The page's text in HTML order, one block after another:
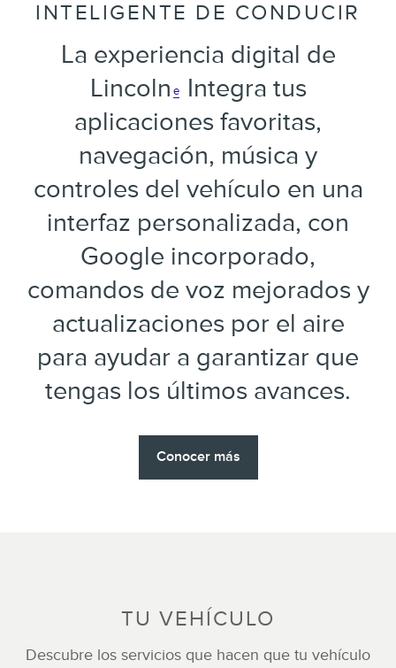
INTELIGENTE DE CONDUCIR
La experiencia digital de
Lincoln e
Integra tus
aplicaciones favoritas,
navegación, música y
controles del vehículo en una
interfaz personalizada, con
Google incorporado,
comandos de voz mejorados y
actualizaciones por el aire
para ayudar a garantizar que
tengas los últimos avances.
Conocer más
TU VEHÍCULO
Descubre los servicios que hacen que tu vehículo